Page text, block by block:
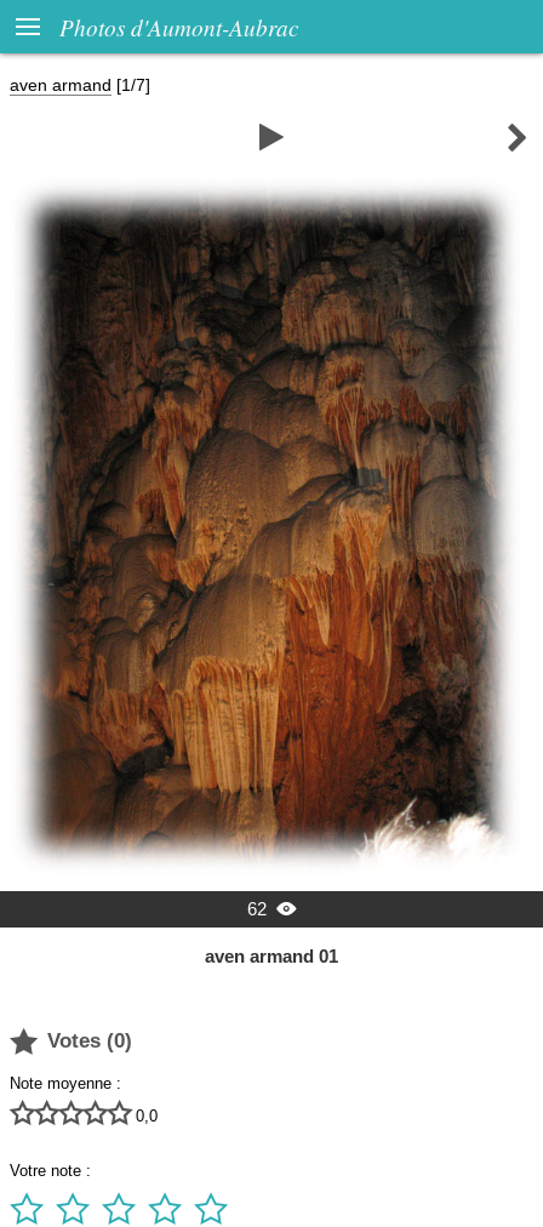
 Photos d'Aumont-Aubrac
aven armand [1/7]
 
62 
aven armand 01
 Votes (0)
Note moyenne :
 0,0
Votre note :
    